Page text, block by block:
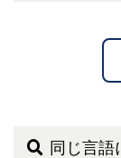
同じ言